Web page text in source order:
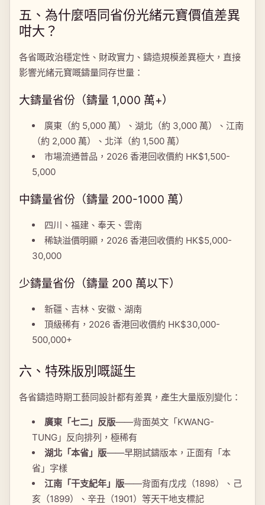
五、為什麼唔同省份光緒元寶價值差異
咁大？
各省嘅政治穩定性、財政實力、鑄造規模差異極大，直接
影響光緒元寶嘅鑄量同存世量：
大鑄量省份（鑄量 1,000 萬+）
廣東（約 5,000 萬）、湖北（約 3,000 萬）、江南
（約 2,000 萬）、北洋（約 1,500 萬）
市場流通普品，2026 香港回收價約 HK$1,500-
5,000
中鑄量省份（鑄量 200-1000 萬）
四川、福建、奉天、雲南
稀缺溢價明顯，2026 香港回收價約 HK$5,000-
30,000
少鑄量省份（鑄量 200 萬以下）
新疆、吉林、安徽、湖南
頂級稀有，2026 香港回收價約 HK$30,000-
500,000+
六、特殊版別嘅誕生
各省鑄造時期工藝同設計都有差異，產生大量版別變化：
廣東「七二」反版——背面英文「KWANG-
TUNG」反向排列，極稀有
湖北「本省」版——早期試鑄版本，正面有「本
省」字樣
江南「干支紀年」版——背面有戊戌（1898）、己
亥（1899）、辛丑（1901）等天干地支標記